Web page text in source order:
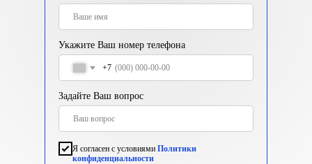
Укажите Ваш номер телефона
+7
Задайте Ваш вопрос
Я согласен с условиями Политики
конфиденциальности